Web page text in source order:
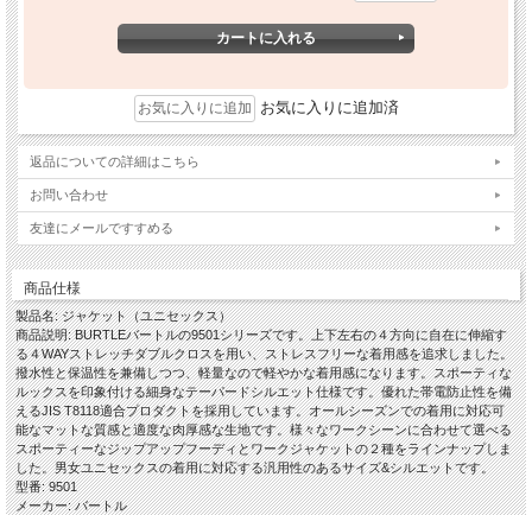
お気に入りに追加済
返品についての詳細はこちら
お問い合わせ
友達にメールですすめる
商品仕様
製品名: ジャケット（ユニセックス）
商品説明: BURTLEバートルの9501シリーズです。上下左右の４方向に自在に伸縮す
る４WAYストレッチダブルクロスを用い、ストレスフリーな着用感を追求しました。
撥水性と保温性を兼備しつつ、軽量なので軽やかな着用感になります。スポーティな
ルックスを印象付ける細身なテーパードシルエット仕様です。優れた帯電防止性を備
えるJIS T8118適合プロダクトを採用しています。オールシーズンでの着用に対応可
能なマットな質感と適度な肉厚感な生地です。様々なワークシーンに合わせて選べる
スポーティーなジップアップフーディとワークジャケットの２種をラインナップしま
した。男女ユニセックスの着用に対応する汎用性のあるサイズ&シルエットです。
型番: 9501
メーカー: バートル